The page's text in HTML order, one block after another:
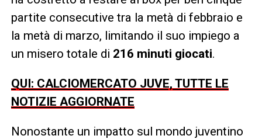
partite consecutive tra la metà di febbraio e
la metà di marzo, limitando il suo impiego a
un misero totale di 216 minuti giocati.
QUI: CALCIOMERCATO JUVE, TUTTE LE
NOTIZIE AGGIORNATE
Nonostante un impatto sul mondo juventino